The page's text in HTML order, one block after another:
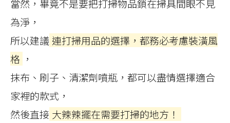
當然，畢竟不是要把打掃物品鎖在掃具間眼不見
為淨，
所以建議 連打掃用品的選擇，都務必考慮裝潢風
格 ，
抹布、刷子、清潔劑噴瓶，都可以盡情選擇適合
家裡的款式，
然後直接 大辣辣擺在需要打掃的地方！